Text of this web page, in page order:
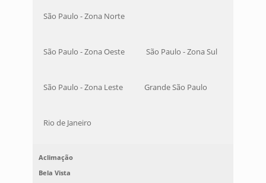
São Paulo - Zona Norte
São Paulo - Zona Oeste São Paulo - Zona Sul
São Paulo - Zona Leste Grande São Paulo
Rio de Janeiro
Aclimação
Bela Vista